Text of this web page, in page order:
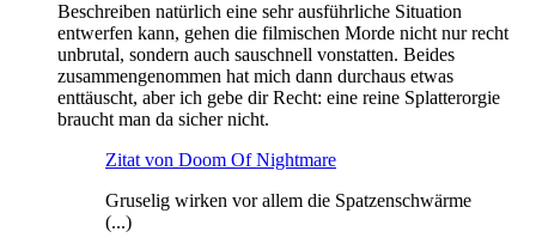
Beschreiben natürlich eine sehr ausführliche Situation
entwerfen kann, gehen die filmischen Morde nicht nur recht
unbrutal, sondern auch sauschnell vonstatten. Beides
zusammengenommen hat mich dann durchaus etwas
enttäuscht, aber ich gebe dir Recht: eine reine Splatterorgie
braucht man da sicher nicht.
Zitat von Doom Of Nightmare
Gruselig wirken vor allem die Spatzenschwärme
(...)